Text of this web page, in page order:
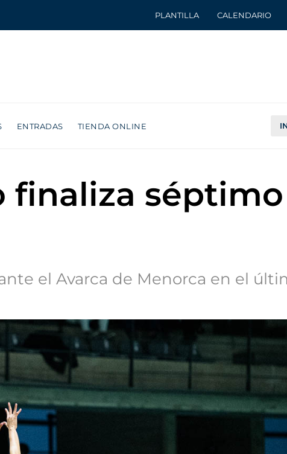
PLANTILLA CALENDARIO
ENTRADAS TIENDA ONLINE
finaliza
el Avarca de Menorca en el